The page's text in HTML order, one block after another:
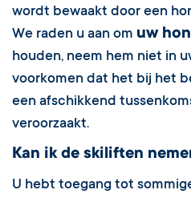
wordt bewaakt door een
We raden u aan om uw
houden, neem hem niet in
voorkomen dat het bij het
een afschikkend
veroorzaakt.
Kan ik de skiliften
U hebt toegang tot